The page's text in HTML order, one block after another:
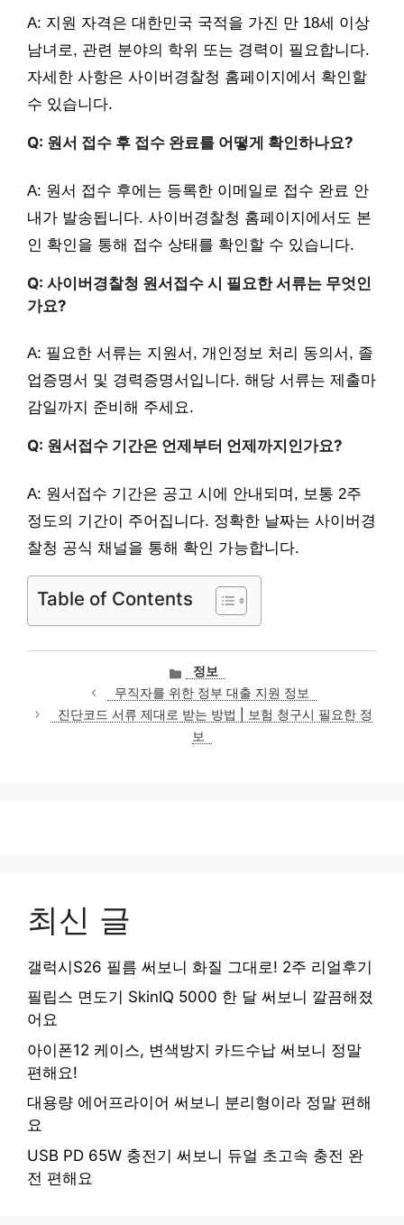
A: 지원 자격은 대한민국 국적을 가진 만 18세 이상
남녀로, 관련 분야의 학위 또는 경력이 필요합니다.
자세한 사항은 사이버경찰청 홈페이지에서 확인할
수 있습니다.
Q: 원서 접수 후 접수 완료를 어떻게 확인하나요?
A: 원서 접수 후에는 등록한 이메일로 접수 완료 안
내가 발송됩니다. 사이버경찰청 홈페이지에서도 본
인 확인을 통해 접수 상태를 확인할 수 있습니다.
Q: 사이버경찰청 원서접수 시 필요한 서류는 무엇인
가요?
A: 필요한 서류는 지원서, 개인정보 처리 동의서, 졸
업증명서 및 경력증명서입니다. 해당 서류는 제출마
감일까지 준비해 주세요.
Q: 원서접수 기간은 언제부터 언제까지인가요?
A: 원서접수 기간은 공고 시에 안내되며, 보통 2주
정도의 기간이 주어집니다. 정확한 날짜는 사이버경
찰청 공식 채널을 통해 확인 가능합니다.
Table of Contents
카
테
고
리
정보
무직자를 위한 정부 대출 지원 정보
진단코드 서류 제대로 받는 방법 | 보험 청구시 필요한 정
보
최신 글
갤럭시S26 필름 써보니 화질 그대로! 2주 리얼후기
필립스 면도기 SkinIQ 5000 한 달 써보니 깔끔해졌
어요
아이폰12 케이스, 변색방지 카드수납 써보니 정말
편해요!
대용량 에어프라이어 써보니 분리형이라 정말 편해
요
USB PD 65W 충전기 써보니 듀얼 초고속 충전 완
전 편해요